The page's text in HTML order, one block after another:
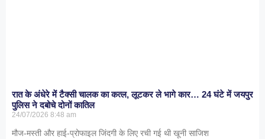
रात के अंधेरे में टैक्सी चालक का कत्ल, लूटकर ले भागे कार… 24 घंटे में जयपुर
पुलिस ने दबोचे दोनों कातिल
24/07/2026 8:48 am
मौज-मस्ती और हाई-प्रोफाइल जिंदगी के लिए रची गई थी खूनी साजिश